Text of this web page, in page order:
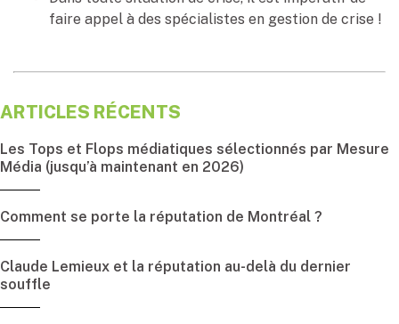
faire appel à des spécialistes en gestion de crise !
ARTICLES RÉCENTS
Les Tops et Flops médiatiques sélectionnés par Mesure
Média (jusqu’à maintenant en 2026)
Comment se porte la réputation de Montréal ?
Claude Lemieux et la réputation au-delà du dernier
souffle